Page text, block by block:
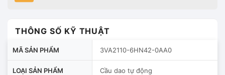
THÔNG SỐ KỸ THUẬT
MÃ SẢN PHẨM 3VA2110-6HN42-0AA0
LOẠI SẢN PHẨM Cầu dao tự động